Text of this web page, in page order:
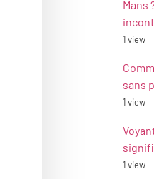
Mans
1 view
sans
1 view
1 view